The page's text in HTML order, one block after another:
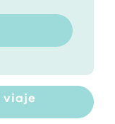
viaje